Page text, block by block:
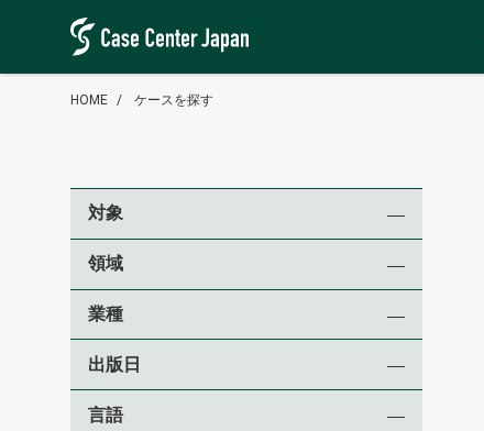
HOME ケースを探す
対象
領域
業種
出版日
言語